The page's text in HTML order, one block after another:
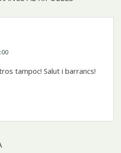
tampoc! Salut i barrancs!